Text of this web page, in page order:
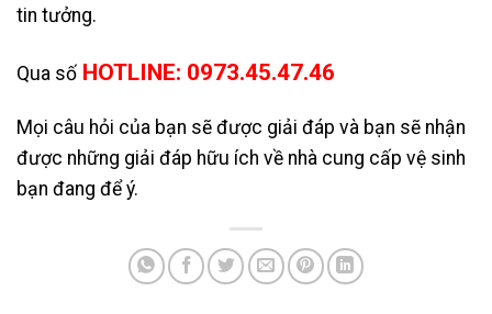
tin tưởng.
Qua số HOTLINE: 0973.45.47.46
Mọi câu hỏi của bạn sẽ được giải đáp và bạn sẽ nhận
được những giải đáp hữu ích về nhà cung cấp vệ sinh
bạn đang để ý.